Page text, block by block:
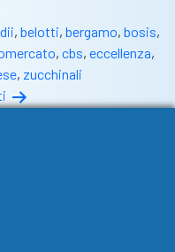
, belotti, bergamo, bosis,
, cbs, eccellenza,
, zucchinali